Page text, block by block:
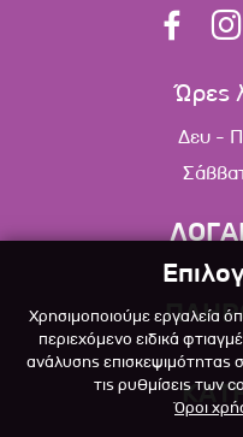
Ώρες
Δευ -
Λίστα
Χρησιμοποιούμε εργαλεία
περιεχόμενο ειδικά
ανάλυσης επισκεψιμότητας
τις ρυθμίσεις των
Όροι